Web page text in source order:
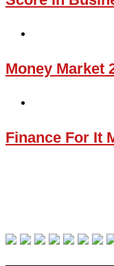
Money Market
Finance For It